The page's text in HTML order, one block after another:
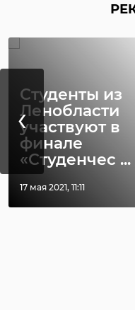
Студенты из
Ленобласти
участвуют в
финале
«Студенчес ...
17 мая 2021, 11:11
‹